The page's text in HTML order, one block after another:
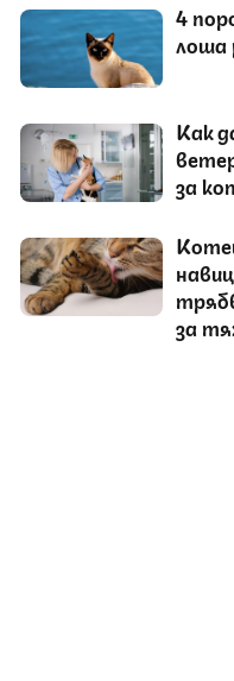
4
лоша
Как
за
за